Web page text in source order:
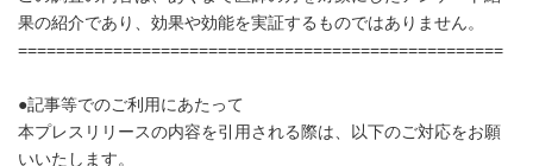
果の紹介であり、効果や効能を実証するものではありません。
===================================================
●記事等でのご利用にあたって
本プレスリリースの内容を引用される際は、以下のご対応をお願
いいたします。